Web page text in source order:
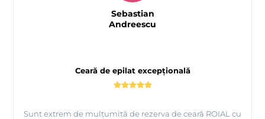
Ceară de epilat excepțională
Sunt extrem de mulțumită de rezerva de ceară ROIAL cu
Sebastian
Andreescu